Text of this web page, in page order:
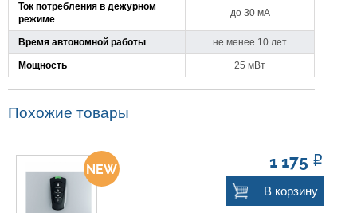
Ток потребления в дежурном
режиме
до 30 мА
Время автономной работы не менее 10 лет
Мощность 25 мВт
Похожие товары
1 175 Р
В корзину